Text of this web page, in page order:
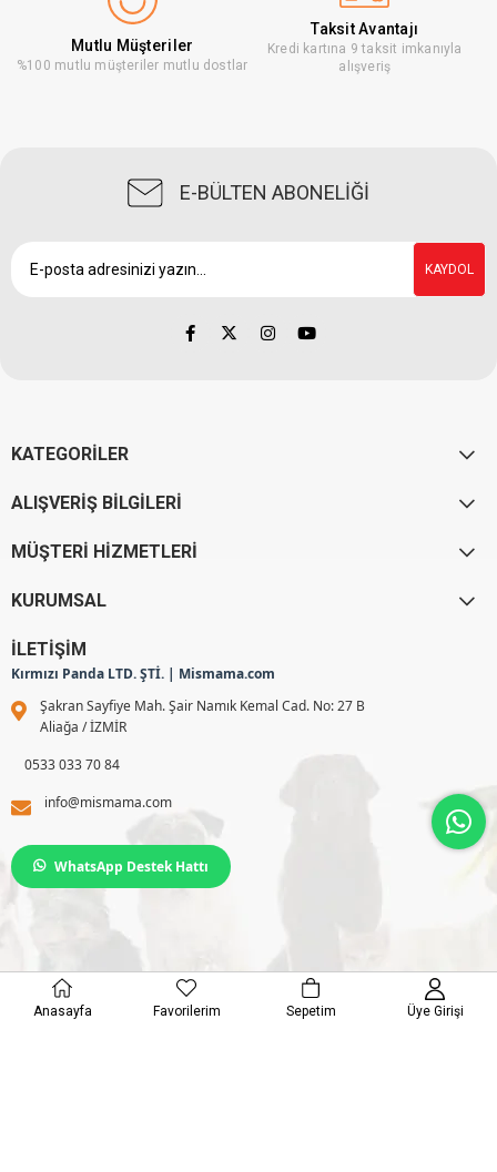
Mutlu Müşteriler
%100 mutlu müşteriler mutlu dostlar
Taksit Avantajı
Kredi kartına 9 taksit imkanıyla
alışveriş
E-BÜLTEN ABONELİĞİ
KAYDOL
KATEGORİLER
ALIŞVERİŞ BİLGİLERİ
MÜŞTERİ HİZMETLERİ
KURUMSAL
İLETİŞİM
Kırmızı Panda LTD. ŞTİ. | Mismama.com
Şakran Sayfiye Mah. Şair Namık Kemal Cad. No: 27 B
Aliağa / İZMİR
0533 033 70 84
info@mismama.com
WhatsApp Destek Hattı
© 2025 mismama. Tüm Hakkı Saklıdır.
Anasayfa Favorilerim Sepetim Üye Girişi